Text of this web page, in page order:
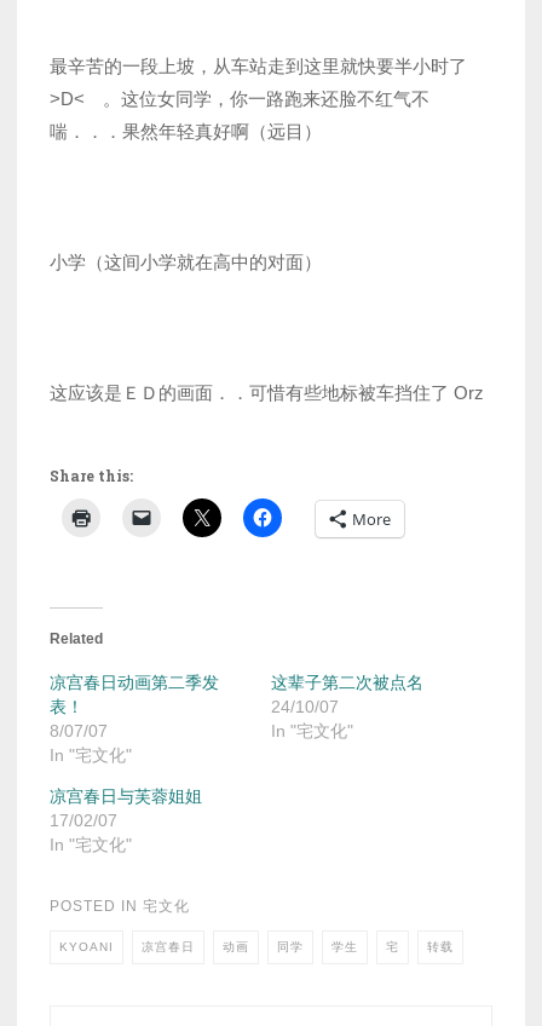
最辛苦的一段上坡，从车站走到这里就快要半小时了
>D< 。这位女同学，你一路跑来还脸不红气不
喘．．．果然年轻真好啊（远目）
小学（这间小学就在高中的对面）
这应该是ＥＤ的画面．．可惜有些地标被车挡住了 Orz
Share this:
More
Related
凉宫春日动画第二季发
表！
8/07/07
In "宅文化"
这辈子第二次被点名
24/10/07
In "宅文化"
凉宫春日与芙蓉姐姐
17/02/07
In "宅文化"
POSTED IN 宅文化
KYOANI 凉宫春日 动画 同学 学生 宅 转载